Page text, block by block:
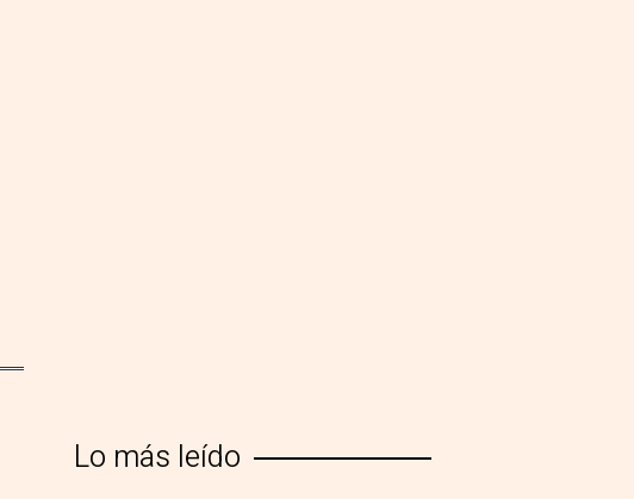
Lo más leído